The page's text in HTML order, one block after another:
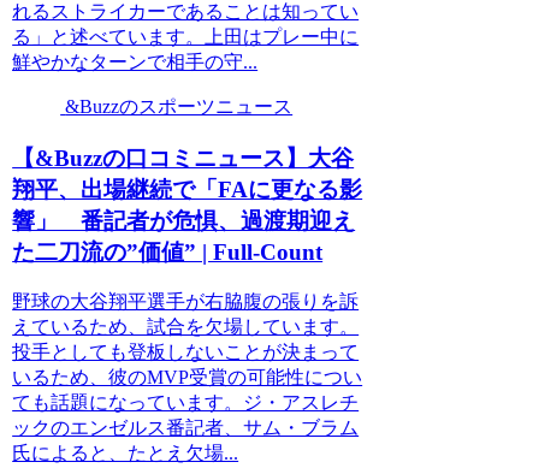
れるストライカーであることは知ってい
る」と述べています。上田はプレー中に
鮮やかなターンで相手の守...
&Buzzのスポーツニュース
【&Buzzの口コミニュース】大谷
翔平、出場継続で「FAに更なる影
響」 番記者が危惧、過渡期迎え
た二刀流の”価値” | Full-Count
野球の大谷翔平選手が右脇腹の張りを訴
えているため、試合を欠場しています。
投手としても登板しないことが決まって
いるため、彼のMVP受賞の可能性につい
ても話題になっています。ジ・アスレチ
ックのエンゼルス番記者、サム・ブラム
氏によると、たとえ欠場...